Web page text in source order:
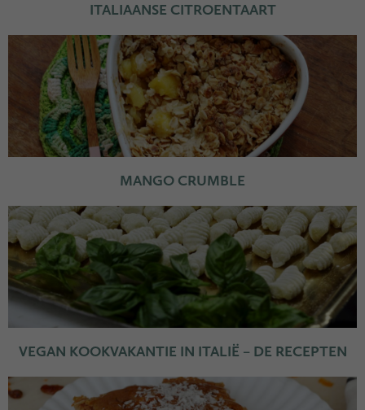
ITALIAANSE CITROENTAART
MANGO CRUMBLE
VEGAN KOOKVAKANTIE IN ITALIË – DE RECEPTEN